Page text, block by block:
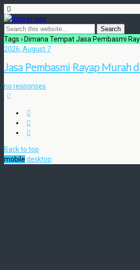
Tags › Dimana Tempat Jasa Pembasmi
2026, August 7
Jasa Pembasmi Rayap Murah
no responses
Back to top
mobile desktop